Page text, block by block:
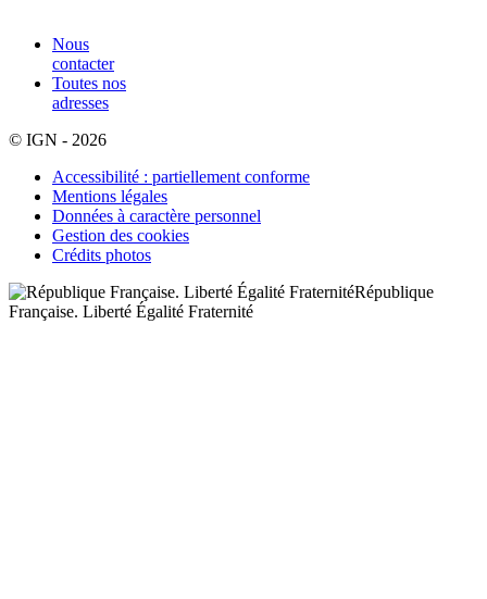
Nous
contacter
Toutes nos
adresses
© IGN - 2026
Accessibilité : partiellement conforme
Mentions légales
Données à caractère personnel
Gestion des cookies
Crédits photos
République
Française. Liberté Égalité Fraternité